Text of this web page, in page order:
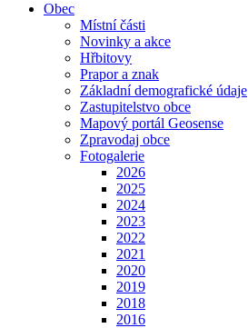
Obec
Místní části
Novinky a akce
Hřbitovy
Prapor a znak
Základní demografické údaje
Zastupitelstvo obce
Mapový portál Geosense
Zpravodaj obce
Fotogalerie
2026
2025
2024
2023
2022
2021
2020
2019
2018
2016